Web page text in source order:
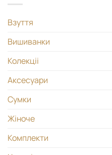
Взуття
Вишиванки
Колекціі
Аксесуари
Сумки
Жіноче
Комплекти